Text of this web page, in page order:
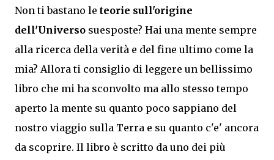
Non ti bastano le teorie sull'origine
dell'Universo suesposte? Hai una mente sempre
alla ricerca della verità e del fine ultimo come la
mia? Allora ti consiglio di leggere un bellissimo
libro che mi ha sconvolto ma allo stesso tempo
aperto la mente su quanto poco sappiano del
nostro viaggio sulla Terra e su quanto c'e' ancora
da scoprire. Il libro è scritto da uno dei più